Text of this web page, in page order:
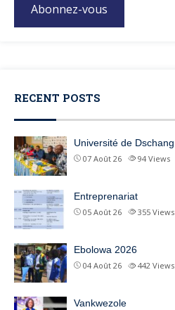
Abonnez-vous
RECENT POSTS
Université de Dschang
07 Août 26 94 Views
Entreprenariat
05 Août 26 355 Views
Ebolowa 2026
04 Août 26 442 Views
Vankwezole